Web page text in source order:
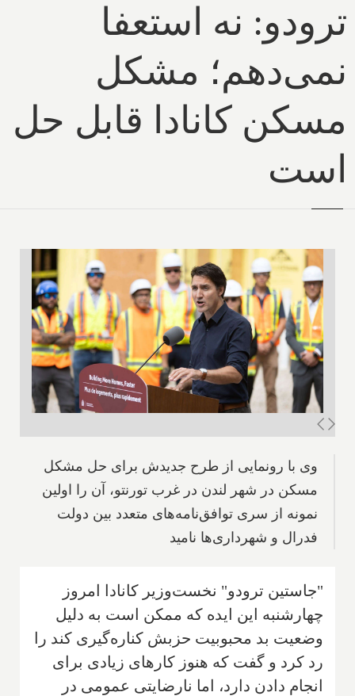
ترودو: نه استعفا
نمی‌دهم؛ مشکل
مسکن کانادا قابل حل
است
وی با رونمایی از طرح جدیدش برای حل مشکل
مسکن در شهر لندن در غرب تورنتو، آن را اولین
نمونه از سری توافق‌نامه‌های متعدد بین دولت
فدرال و شهرداری‌ها نامید
"جاستین ترودو" نخست‌وزیر کانادا امروز
چهارشنبه این ایده که ممکن است به دلیل
وضعیت بد محبوبیت حزبش کناره‌گیری کند را
رد کرد و گفت که هنوز کارهای زیادی برای
انجام دادن دارد، اما نارضایتی عمومی در